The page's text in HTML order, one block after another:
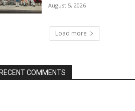
August 5, 2026
Load more
COMMENTS